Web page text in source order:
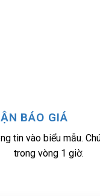
BÁO GIÁ
tin vào biểu mẫu.
trong vòng 1 giờ.